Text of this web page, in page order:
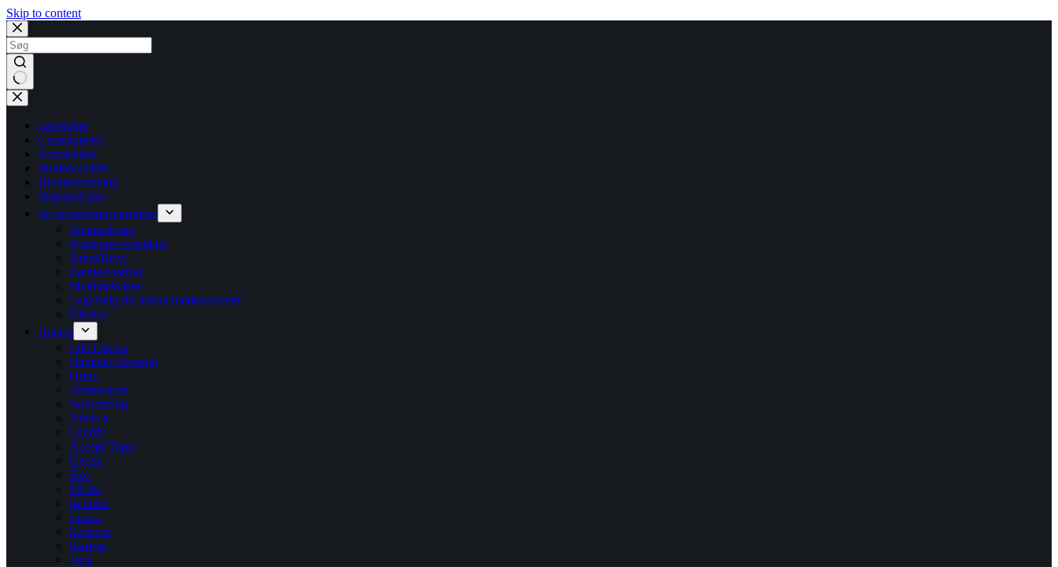
Skip to content
No
results
Løbebånd
Crosstrainere
Romaskiner
Motionscykler
Hjemmetræning
Stepmaskiner
Styrketræningsmaskiner
Benmaskiner
Ryg/mave maskiner
Arme/Bryst
Bænke/stativer
Multimaskiner
Lagersalg fra lukket motionscenter
Diverse
Brands
Life Fitness
Hammer Strength
Ortus
Technogym
Bodystrong
Atletica
Landfit
Accept Topic
Cybex
Exe
Fit life
Impulse
Lexco
Senkron
Startrac
Teca